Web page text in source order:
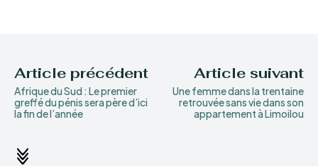
Article précédent
Afrique du Sud : Le premier
greffé du pénis sera père d’ici
la fin de l’année
Article suivant
Une femme dans la trentaine
retrouvée sans vie dans son
appartement à Limoilou